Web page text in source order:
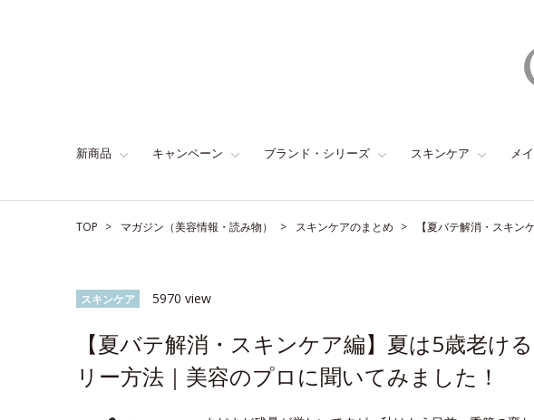
新商品 キャンペーン ブランド・シリーズ スキンケア メ
TOP マガジン（美容情報・読み物） スキンケアのまとめ 【夏バテ解消・スキ
スキンケア 5970 view
【夏バテ解消・スキンケア編】夏は5歳老け
リー方法｜美容のプロに聞いてみました！